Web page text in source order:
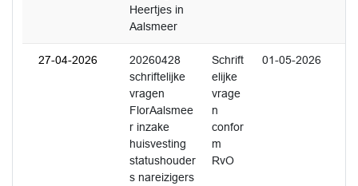
Heertjes in
Aalsmeer
27-04-2026
20260428
schriftelijke
vragen
FlorAalsmee
r inzake
huisvesting
statushouder
s nareizigers
Schrift
elijke
vrage
n
confor
m
RvO
01-05-2026